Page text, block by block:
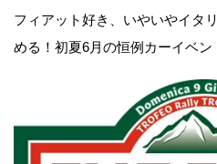
フィアット好き、いやいやイタ
める！初夏6月の恒例カーイベン